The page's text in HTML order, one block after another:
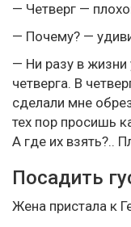
— Четверг —
— Почему? —
— Ни разу в
четверга. В
сделали мне
тех пор просишь
А где их взять?..
Посадить
Жена пристала к